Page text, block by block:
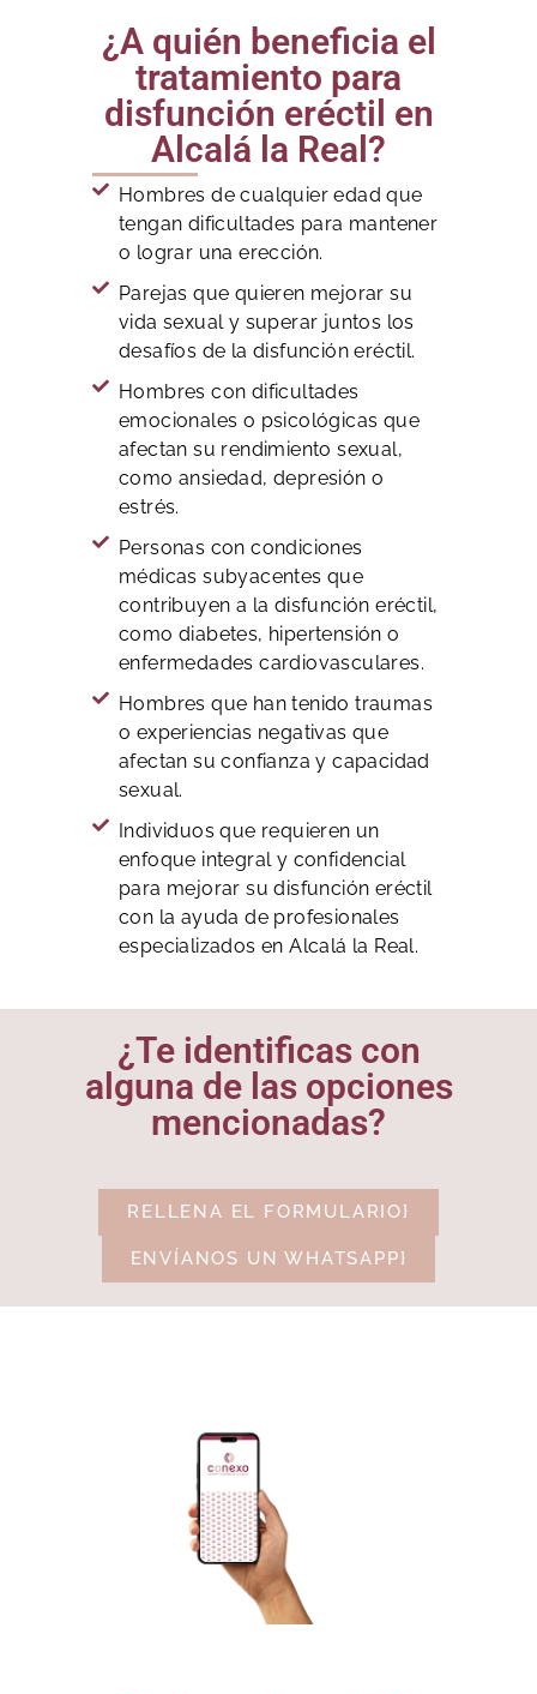
¿A quién beneficia el
tratamiento para
disfunción eréctil en
Alcalá la Real?
Hombres de cualquier edad que
tengan dificultades para mantener
o lograr una erección.
Parejas que quieren mejorar su
vida sexual y superar juntos los
desafíos de la disfunción eréctil.
Hombres con dificultades
emocionales o psicológicas que
afectan su rendimiento sexual,
como ansiedad, depresión o
estrés.
Personas con condiciones
médicas subyacentes que
contribuyen a la disfunción eréctil,
como diabetes, hipertensión o
enfermedades cardiovasculares.
Hombres que han tenido traumas
o experiencias negativas que
afectan su confianza y capacidad
sexual.
Individuos que requieren un
enfoque integral y confidencial
para mejorar su disfunción eréctil
con la ayuda de profesionales
especializados en Alcalá la Real.
¿Te identificas con
alguna de las opciones
mencionadas?
RELLENA EL FORMULARIO}
ENVÍANOS UN WHATSAPP}